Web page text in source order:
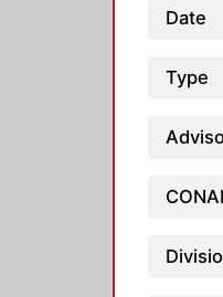
Date
Type